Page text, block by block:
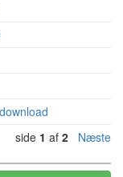
side 1 af 2
Næste